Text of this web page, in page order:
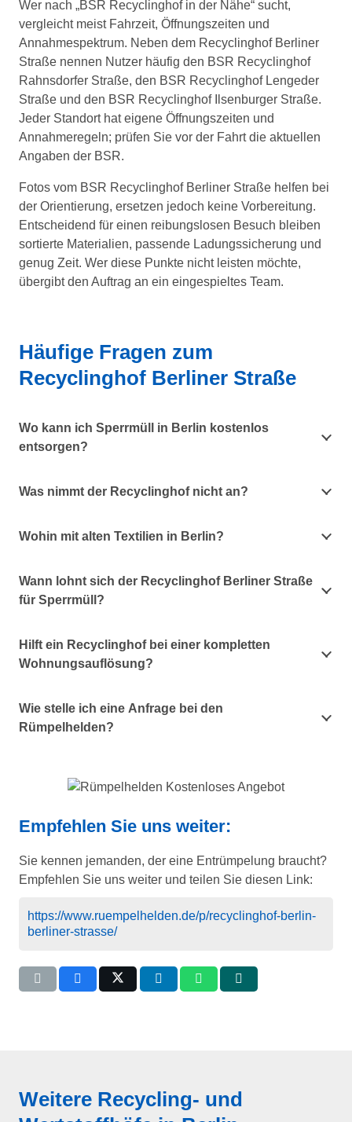
Wer nach „BSR Recyclinghof in der Nähe“ sucht,
vergleicht meist Fahrzeit, Öffnungszeiten und
Annahmespektrum. Neben dem Recyclinghof Berliner
Straße nennen Nutzer häufig den BSR Recyclinghof
Rahnsdorfer Straße, den BSR Recyclinghof Lengeder
Straße und den BSR Recyclinghof Ilsenburger Straße.
Jeder Standort hat eigene Öffnungszeiten und
Annahmeregeln; prüfen Sie vor der Fahrt die aktuellen
Angaben der BSR.
Fotos vom BSR Recyclinghof Berliner Straße helfen bei
der Orientierung, ersetzen jedoch keine Vorbereitung.
Entscheidend für einen reibungslosen Besuch bleiben
sortierte Materialien, passende Ladungssicherung und
genug Zeit. Wer diese Punkte nicht leisten möchte,
übergibt den Auftrag an ein eingespieltes Team.
Häufige Fragen zum
Recyclinghof Berliner Straße
Wo kann ich Sperrmüll in Berlin kostenlos
entsorgen?
Was nimmt der Recyclinghof nicht an?
Wohin mit alten Textilien in Berlin?
Wann lohnt sich der Recyclinghof Berliner Straße
für Sperrmüll?
Hilft ein Recyclinghof bei einer kompletten
Wohnungsauflösung?
Wie stelle ich eine Anfrage bei den
Rümpelhelden?
Empfehlen Sie uns weiter:
Sie kennen jemanden, der eine Entrümpelung braucht?
Empfehlen Sie uns weiter und teilen Sie diesen Link:
https://www.ruempelhelden.de/p/recyclinghof-berlin-
berliner-strasse/
Weitere Recycling- und